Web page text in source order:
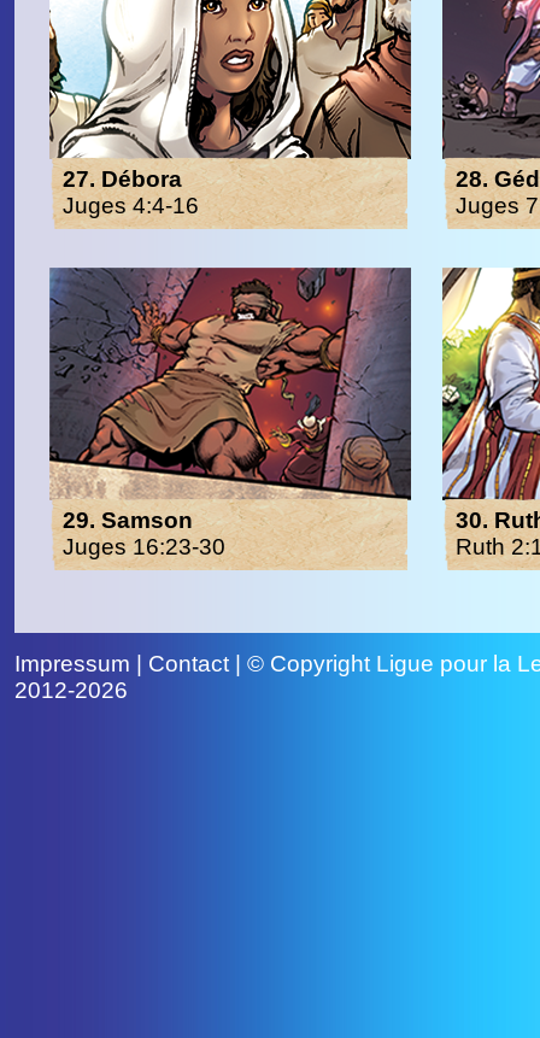
27. Débora
Juges 4:4-16
28.
Juges
29. Samson
Juges 16:23-30
30.
Ruth
Impressum Contact| © Copyright Ligue pour la
2012-2026